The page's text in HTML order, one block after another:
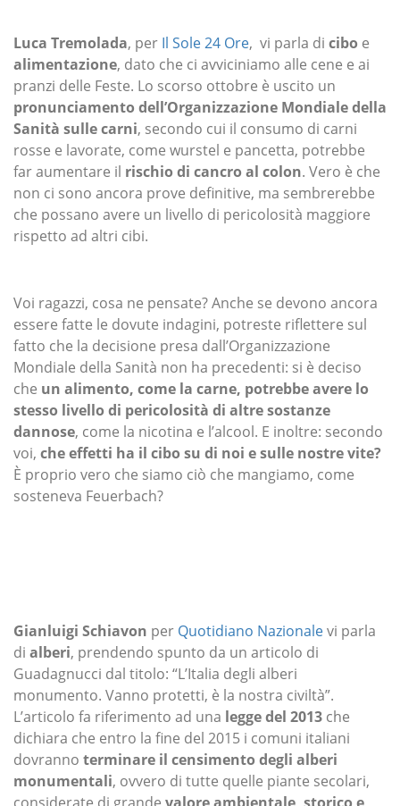
Luca Tremolada, per Il Sole 24 Ore, vi parla di cibo e
alimentazione, dato che ci avviciniamo alle cene e ai
pranzi delle Feste. Lo scorso ottobre è uscito un
pronunciamento dell’Organizzazione Mondiale della
Sanità sulle carni, secondo cui il consumo di carni
rosse e lavorate, come wurstel e pancetta, potrebbe
far aumentare il rischio di cancro al colon. Vero è che
non ci sono ancora prove definitive, ma sembrerebbe
che possano avere un livello di pericolosità maggiore
rispetto ad altri cibi.
Voi ragazzi, cosa ne pensate? Anche se devono ancora
essere fatte le dovute indagini, potreste riflettere sul
fatto che la decisione presa dall’Organizzazione
Mondiale della Sanità non ha precedenti: si è deciso
che un alimento, come la carne, potrebbe avere lo
stesso livello di pericolosità di altre sostanze
dannose, come la nicotina e l’alcool. E inoltre: secondo
voi, che effetti ha il cibo su di noi e sulle nostre vite?
È proprio vero che siamo ciò che mangiamo, come
sosteneva Feuerbach?
Gianluigi Schiavon per Quotidiano Nazionalevi parla
di alberi, prendendo spunto da un articolo di
Guadagnucci dal titolo: “L’Italia degli alberi
monumento. Vanno protetti, è la nostra civiltà”.
L’articolo fa riferimento ad una legge del 2013 che
dichiara che entro la fine del 2015 i comuni italiani
dovranno terminare il censimento degli alberi
monumentali, ovvero di tutte quelle piante secolari,